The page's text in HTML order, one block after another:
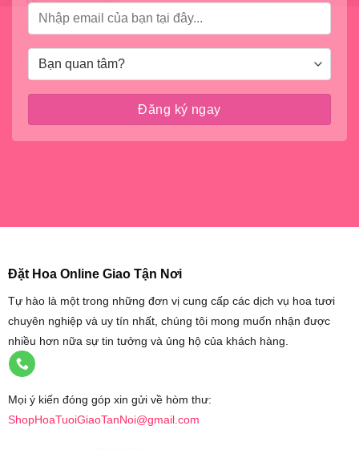
Đặt Hoa Online Giao Tận Nơi
Tự hào là một trong những đơn vị cung cấp các dịch vụ hoa tươi
chuyên nghiệp và uy tín nhất, chúng tôi mong muốn nhận được
nhiều hơn nữa sự tin tưởng và ủng hộ của khách hàng.
Mọi ý kiến đóng góp xin gửi về hòm thư:
ShopHoaTuoiGiaoTanNoi@gmail.com